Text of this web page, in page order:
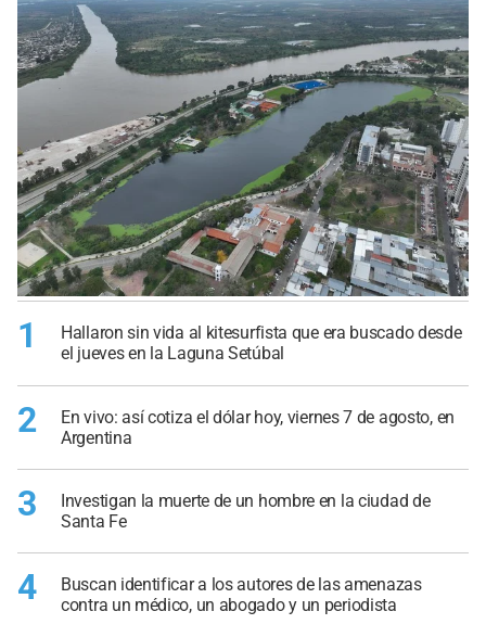
1
Hallaron sin vida al kitesurfista que era buscado desde
el jueves en la Laguna Setúbal
2
En vivo: así cotiza el dólar hoy, viernes 7 de agosto, en
Argentina
3
Investigan la muerte de un hombre en la ciudad de
Santa Fe
4
Buscan identificar a los autores de las amenazas
contra un médico, un abogado y un periodista